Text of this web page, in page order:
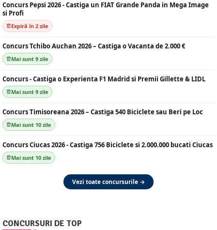
Concurs Pepsi 2026 - Castiga un FIAT Grande Panda in Mega Image
si Profi
Expiră în 2 zile
Concurs Tchibo Auchan 2026 – Castiga o Vacanta de 2.000 €
Mai sunt 9 zile
Concurs - Castiga o Experienta F1 Madrid si Premii Gillette & LIDL
Mai sunt 9 zile
Concurs Timisoreana 2026 – Castiga 540 Biciclete sau Beri pe Loc
Mai sunt 10 zile
Concurs Ciucas 2026 - Castiga 756 Biciclete si 2.000.000 bucati Ciucas
Mai sunt 10 zile
Vezi toate concursurile →
CONCURSURI DE TOP